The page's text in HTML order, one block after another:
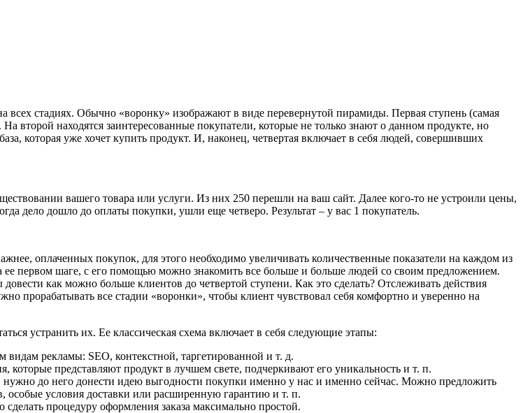
всех стадиях. Обычно «воронку» изображают в виде перевернутой пирамиды. Первая ступень (самая
второй находятся заинтересованные покупатели, которые не только знают о данном продукте, но
которая уже хочет купить продукт. И, наконец, четвертая включает в себя людей, совершивших
вашего товара или услуги. Из них 250 перешли на ваш сайт. Далее кого-то не устроили цены,
дело дошло до оплаты покупки, ушли еще четверо. Результат – у вас 1 покупатель.
оплаченных покупок, для этого необходимо увеличивать количественные показатели на каждом из
первом шаге, с его помощью можно знакомить все больше и больше людей со своим предложением.
как можно больше клиентов до четвертой ступени. Как это сделать? Отслеживать действия
прорабатывать все стадии «воронки», чтобы клиент чувствовал себя комфортно и уверенно на
устранить их. Ее классическая схема включает в себя следующие этапы:
рекламы: SEO, контекстной, таргетированной и т. д.
представляют продукт в лучшем свете, подчеркивают его уникальность и т. п.
нужно до него донести идею выгодности покупки именно у нас и именно сейчас. Можно предложить
особые условия доставки или расширенную гарантию и т. п.
процедуру оформления заказа максимально простой.